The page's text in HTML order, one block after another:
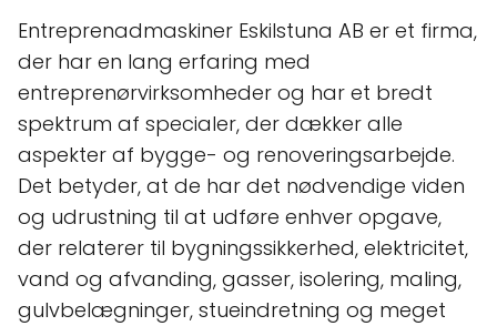
Entreprenadmaskiner Eskilstuna AB er et firma,
der har en lang erfaring med
entreprenørvirksomheder og har et bredt
spektrum af specialer, der dækker alle
aspekter af bygge- og renoveringsarbejde.
Det betyder, at de har det nødvendige viden
og udrustning til at udføre enhver opgave,
der relaterer til bygningssikkerhed, elektricitet,
vand og afvanding, gasser, isolering, maling,
gulvbelægninger, stueindretning og meget